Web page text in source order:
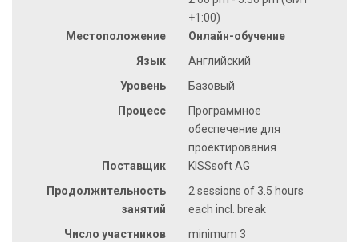
+1:00)
Местоположение
Онлайн-обучение
Язык
Английский
Уровень
Базовый
Процесс
Программное
обеспечение для
проектирования
Поставщик
KISSsoft AG
Продолжительность
занятий
2 sessions of 3.5 hours
each incl. break
Число участников
minimum 3